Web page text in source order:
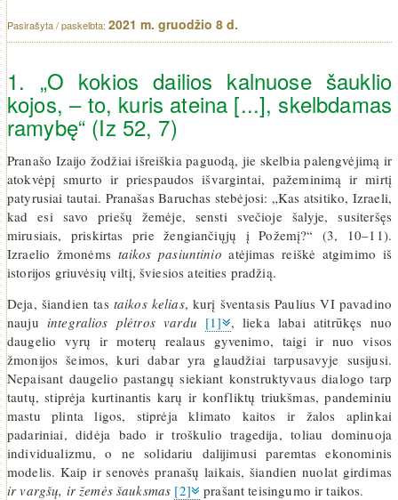
2021 m. gruodžio 8 d.
1. „O kokios dailios kalnuose šauklio
kojos, – to, kuris ateina [...], skelbdamas
ramybę“ (Iz 52, 7)
Pranašo Izaijo žodžiai išreiškia paguodą, jie skelbia palengvėjimą ir
atokvėpį smurto ir priespaudos išvargintai, pažeminimą ir mirtį
patyrusiai tautai. Pranašas Baruchas stebėjosi: „Kas atsitiko, Izraeli,
kad esi savo priešų žemėje, sensti svečioje šalyje, susiteršęs
mirusiais, priskirtas prie žengiančiųjų į Požemį?“ (3, 10–11).
Izraelio žmonėmstaikos pasiuntinioatėjimas reiškė atgimimo iš
istorijos griuvėsių viltį, šviesios ateities pradžią.
Deja, šiandien tas taikos kelias, kurį šventasis Paulius VI pavadino
nauju integralios plėtros vardu [1]
, lieka labai atitrūkęs nuo
daugelio vyrų ir moterų realaus gyvenimo, taigi ir nuo visos
žmonijos šeimos, kuri dabar yra glaudžiai tarpusavyje susijusi.
Nepaisant daugelio pastangų siekiant konstruktyvaus dialogo tarp
tautų, stiprėja kurtinantis karų ir konfliktų triukšmas, pandeminiu
mastu plinta ligos, stiprėja klimato kaitos ir žalos aplinkai
padariniai, didėja bado ir troškulio tragedija, toliau dominuoja
individualizmu, o ne solidariu dalijimusi paremtas ekonominis
modelis. Kaip ir senovės pranašų laikais, šiandien nuolat girdimas
ir vargšų, ir žemės šauksmas [2]
prašant teisingumo ir taikos.